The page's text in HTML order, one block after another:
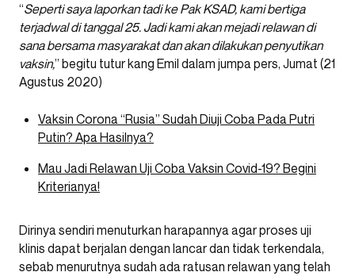
“Seperti saya laporkan tadi ke Pak KSAD, kami bertiga
terjadwal di tanggal 25. Jadi kami akan mejadi relawan di
sana bersama masyarakat dan akan dilakukan penyutikan
vaksin,” begitu tutur kang Emil dalam jumpa pers, Jumat (21
Agustus 2020)
Vaksin Corona “Rusia” Sudah Diuji Coba Pada Putri
Putin? Apa Hasilnya?
Mau Jadi Relawan Uji Coba Vaksin Covid-19? Begini
Kriterianya!
Dirinya sendiri menuturkan harapannya agar proses uji
klinis dapat berjalan dengan lancar dan tidak terkendala,
sebab menurutnya sudah ada ratusan relawan yang telah